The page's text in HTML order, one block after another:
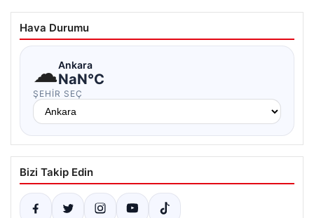
Hava Durumu
☁Ankara
NaN°C
ŞEHIR SEÇ
Bizi Takip Edin